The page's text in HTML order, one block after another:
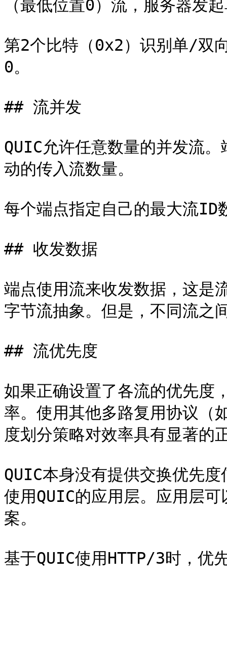
（最低位置0）流，服务器发
第2个比特（0x2）识别单/双
0。
## 流并发
QUIC允许任意数量的并发流
动的传入流数量。
每个端点指定自己的最大流ID
## 收发数据
端点使用流来收发数据，这是
字节流抽象。但是，不同流之
## 流优先度
如果正确设置了各流的优先度
率。使用其他多路复用协议（
度划分策略对效率具有显著的
QUIC本身没有提供交换优先
使用QUIC的应用层。应用层
案。